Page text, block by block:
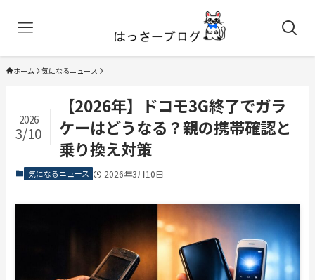
ホーム 気になるニュース
【2026年】ドコモ3G終了でガラ
ケーはどうなる？親の携帯確認と
乗り換え対策
2026
3/10
気になるニュース 2026年3月10日